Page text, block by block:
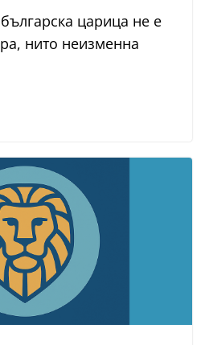
царица не е
нито неизменна